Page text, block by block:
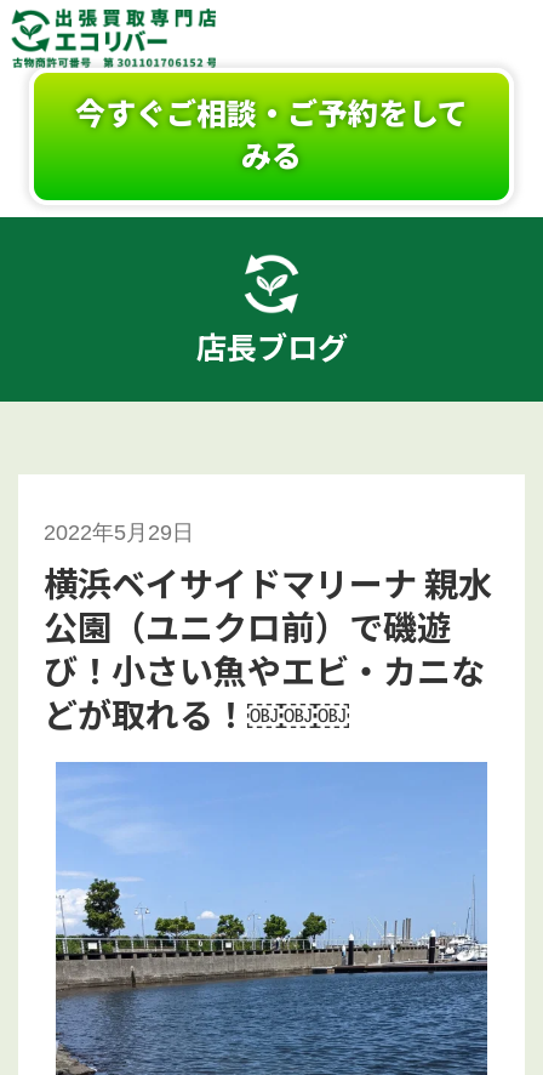
今すぐご相談・ご予約をして
みる
店長ブログ
2022年5月29日
横浜ベイサイドマリーナ 親水
公園（ユニクロ前）で磯遊
び！小さい魚やエビ・カニな
どが取れる！￼￼￼